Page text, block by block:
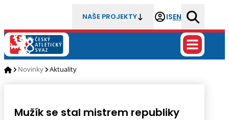
NAŠE PROJEKTY ISEN
Novinky Aktuality
Mužík se stal mistrem republiky